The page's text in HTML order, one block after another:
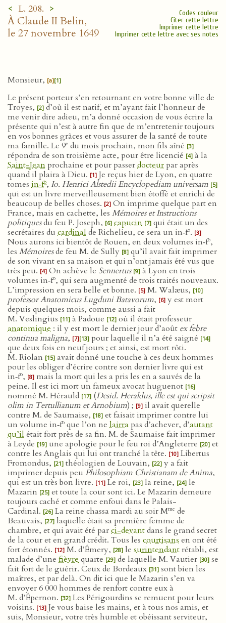
< L. 208. >
À Claude II Belin,
le 27 novembre 1649
Codes couleur
Citer cette lettre
Imprimer cette lettre
Imprimer cette lettre avec ses notes
Monsieur, [a][1]
Le présent porteur s’en retournant en votre bonne ville de
Troyes, [2] d’où il est natif, et m’ayant fait l’honneur de
me venir dire adieu, m’a donné occasion de vous écrire la
présente qui n’est à autre fin que de m’entretenir toujours
en vos bonnes grâces et vous assurer de la santé de toute
ma famille. Le 9e du mois prochain, mon fils aîné [3]
répondra de son troisième acte, pour être licencié [4] à la
Saint-Jeanprochaine et pour passerdocteurpar après
quand il plaira à Dieu. [1] Je reçus hier de Lyon, en quatre
tomes in‑fo, Io. Henrici Alstedii Encyclopediam universam [5]
qui est un livre merveilleusement bien étoffé et enrichi de
beaucoup de belles choses. [2] On imprime quelque part en
France, mais en cachette, les Mémoires et Instructions
politiquesdu feu P. Joseph, [6] capucin [7] qui était un des
secrétaires du cardinal de Richelieu, ce sera un in‑fo. [3]
Nous aurons ici bientôt de Rouen, en deux volumes in‑fo,
les Mémoiresde feu M. de Sully [8] qu’il avait fait imprimer
de son vivant en sa maison et qui n’ont jamais été vus que
très peu. [4] On achève le Sennertus [9] à Lyon en trois
volumes in‑fo, qui sera augmenté de trois traités nouveaux.
L’impression en sera belle et bonne. [5] M. Walæus, [10]
professor Anatomicus Lugduni Batavorum, [6] y est mort
depuis quelques mois, comme aussi a fait
M. Veslingius [11] à Padoue [12] où il était professeur
anatomique : il y est mort le dernier jour d’août ex febre
continua maligna, [7][13] pour laquelle il n’a été saigné [14]
que deux fois en neuf jours ; et ainsi, est mort rôti.
M. Riolan [15] avait donné une touche à ces deux hommes
pour les obliger d’écrire contre son dernier livre qui est
in‑fo, [8] mais la mort qui les a pris les en a sauvés de la
peine. Il est ici mort un fameux avocat huguenot [16]
nommé M. Hérauld [17] (Desid. Heraldus, ille est qui scripsit
olim in Tertullianum et Arnobium) ; [9] il avait querelle
contre M. de Saumaise, [18] et faisait imprimer contre lui
un volume in‑fo que l’on ne lairra pas d’achever, d’autant
qu’il était fort près de sa fin. M. de Saumaise fait imprimer
à Leyde [19] une apologie pour le feu roi d’Angleterre [20] et
contre les Anglais qui lui ont tranché la tête. [10] Libertus
Fromondus, [21] théologien de Louvain, [22] y a fait
imprimer depuis peu Philosophiam Christianam de Anima,
qui est un très bon livre. [11] Le roi, [23] la reine, [24] le
Mazarin [25] et toute la cour sont ici. Le Mazarin demeure
toujours caché et comme enfoui dans le Palais-
Cardinal. [26] La reine chassa mardi au soir Mme de
Beauvais, [27] laquelle était sa première femme de
chambre, et qui avait été parci-devantdans le grand secret
de la cour et en grand crédit. Tous les courtisansen ont été
fort étonnés. [12] M. d’Émery, [28] le surintendant rétabli, est
malade d’une fièvrequarte [29] de laquelle M. Vautier [30] se
fait fort de le guérir. Ceux de Bordeaux [31] sont bien les
maîtres, et par delà. On dit ici que le Mazarin s’en va
envoyer 6 000 hommes de renfort contre eux à
M. d’Épernon. [32] Les Périgourdins se remuent pour leurs
voisins. [13] Je vous baise les mains, et à tous nos amis, et
suis, Monsieur, votre très humble et obéissant serviteur,